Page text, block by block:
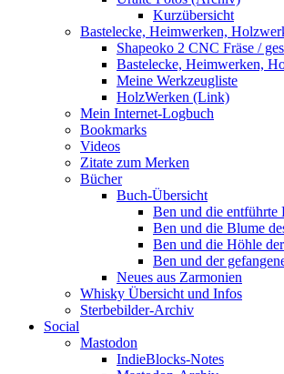
Kurzübersicht
Bastelecke, Heimwerken,
Shapeoko 2 CNC Fräse /
Bastelecke, Heimwerken,
Meine Werkzeugliste
HolzWerken (Link)
Mein Internet-Logbuch
Bookmarks
Videos
Zitate zum Merken
Bücher
Buch-Übersicht
Ben und die entführte
Ben und die Blume
Ben und die Höhle
Ben und der
Neues aus Zarmonien
Whisky Übersicht und Infos
Sterbebilder-Archiv
Social
Mastodon
IndieBlocks-Notes